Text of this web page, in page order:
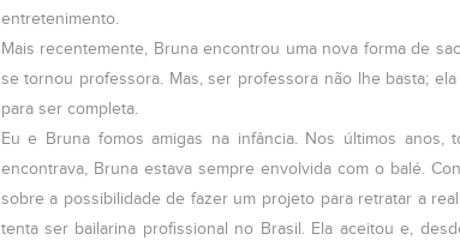
entretenimento.
Mais recentemente, Bruna encontrou uma nova forma de
se tornou professora. Mas, ser professora não lhe basta;
para ser completa.
Eu e Bruna fomos amigas na infância. Nos últimos anos,
encontrava, Bruna estava sempre envolvida com o balé.
sobre a possibilidade de fazer um projeto para retratar a
tenta ser bailarina profissional no Brasil. Ela aceitou e,